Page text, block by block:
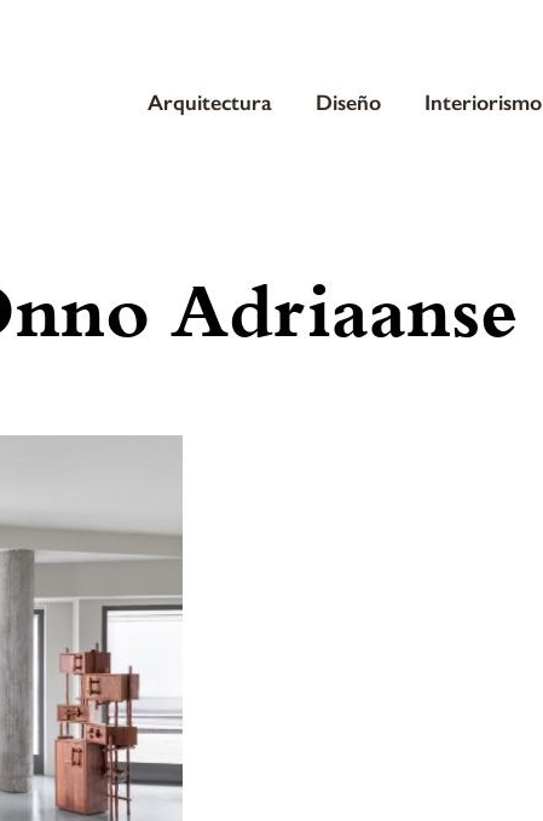
Arquitectura Diseño Interiorismo
Adriaanse